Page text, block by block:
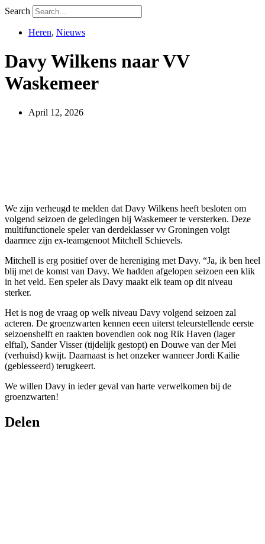
Search
Heren, Nieuws
Davy Wilkens naar VV
Waskemeer
April 12, 2026
We zijn verheugd te melden dat Davy Wilkens heeft besloten om
volgend seizoen de geledingen bij Waskemeer te versterken. Deze
multifunctionele speler van derdeklasser vv Groningen volgt
daarmee zijn ex-teamgenoot Mitchell Schievels.
Mitchell is erg positief over de hereniging met Davy. “Ja, ik ben heel
blij met de komst van Davy. We hadden afgelopen seizoen een klik
in het veld. Een speler als Davy maakt elk team op dit niveau
sterker.
Het is nog de vraag op welk niveau Davy volgend seizoen zal
acteren. De groenzwarten kennen eeen uiterst teleurstellende eerste
seizoenshelft en raakten bovendien ook nog Rik Haven (lager
elftal), Sander Visser (tijdelijk gestopt) en Douwe van der Mei
(verhuisd) kwijt. Daarnaast is het onzeker wanneer Jordi Kailie
(geblesseerd) terugkeert.
We willen Davy in ieder geval van harte verwelkomen bij de
groenzwarten!
Delen